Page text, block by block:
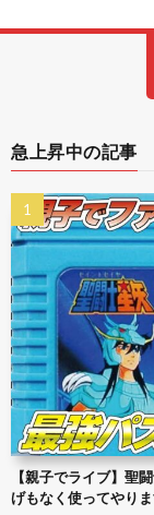
急上昇中の記事
【親子でライブ】聖
げもなく使ってやり